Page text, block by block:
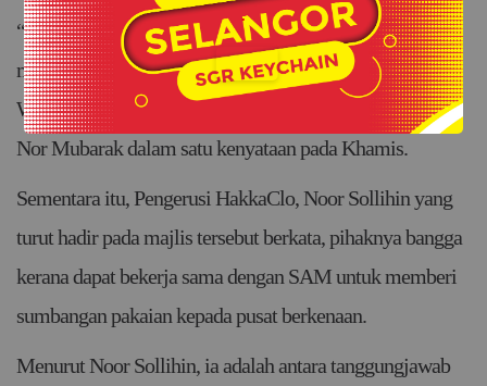
.
“Kami berharap sumbangan kecil ini dapat membantu
mengatasi masalah yang sedang dihadapi PUSUM
WPKL,” jelas Pengerusi SAMprihatin, Mohd Hazreen
Nor Mubarak dalam satu kenyataan pada Khamis.
Sementara itu, Pengerusi HakkaClo, Noor Sollihin yang
turut hadir pada majlis tersebut berkata, pihaknya bangga
kerana dapat bekerja sama dengan SAM untuk memberi
sumbangan pakaian kepada pusat berkenaan.
Menurut Noor Sollihin, ia adalah antara tanggungjawab